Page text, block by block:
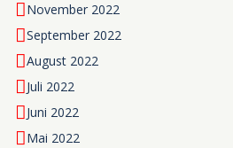
November 2022
September 2022
August 2022
Juli 2022
Juni 2022
Mai 2022